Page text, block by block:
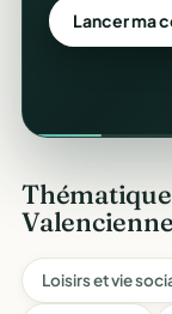
Lancer ma
Loisirs et vie